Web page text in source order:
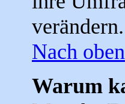
verändern.
Nach oben
Warum